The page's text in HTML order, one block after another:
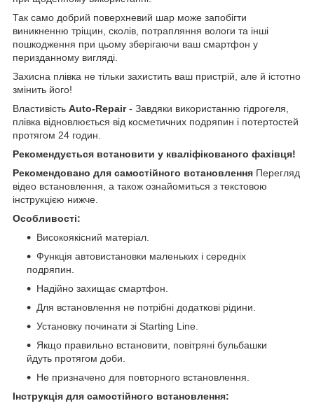
Так само добрий поверхневий шар може запобігти
виникненню тріщин, сколів, потрапляння вологи та інші
пошкодження при цьому зберігаючи ваш смартфон у
перизданному вигляді.
Захисна плівка не тільки захистить ваш пристрій, але й істотно
змінить його!
Властивість Auto-Repair- Завдяки використанню гідрогеля,
плівка відновлюється від косметичних подряпин і потертостей
протягом 24 годин.
Рекомендується встановити у кваліфікованого фахівця!
Рекомендовано для самостійного встановлення Перегляд
відео встановлення, а також ознайомиться з текстовою
інструкцією нижче.
Особливості:
Високоякісний матеріал.
Функція автовистановки маленьких і середніх
подряпин.
Надійно захищає смартфон.
Для встановлення не потрібні додаткові рідини.
Установку починати зі Starting Line.
Якщо правильно встановити, повітряні бульбашки
йдуть протягом доби.
Не призначено для повторного встановлення.
Інструкція для самостійного встановлення: